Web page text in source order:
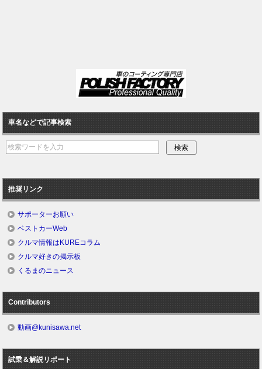
車名などで記事検索
推奨リンク
サポーターお願い
ベストカーWeb
クルマ情報はKUREコラム
クルマ好きの掲示板
くるまのニュース
Contributors
動画@kunisawa.net
試乗＆解説リポート